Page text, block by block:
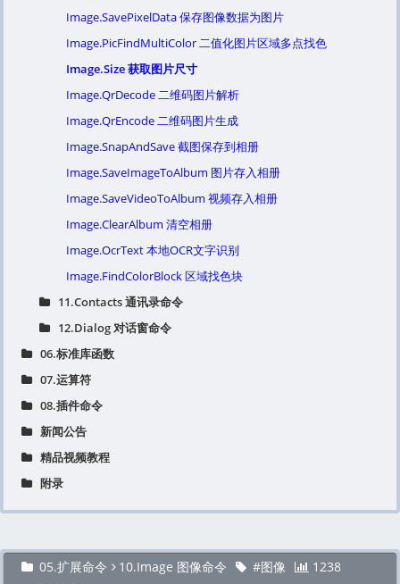
Image.SavePixelData 保存图像数据为图片
Image.PicFindMultiColor 二值化图片区域多点找色
Image.Size 获取图片尺寸
Image.QrDecode 二维码图片解析
Image.QrEncode 二维码图片生成
Image.SnapAndSave 截图保存到相册
Image.SaveImageToAlbum 图片存入相册
Image.SaveVideoToAlbum 视频存入相册
Image.ClearAlbum 清空相册
Image.OcrText 本地OCR文字识别
Image.FindColorBlock 区域找色块
11.Contacts 通讯录命令
12.Dialog 对话窗命令
06.标准库函数
07.运算符
08.插件命令
新闻公告
精品视频教程
附录
05.扩展命令 10.Image 图像命令
图像
1238